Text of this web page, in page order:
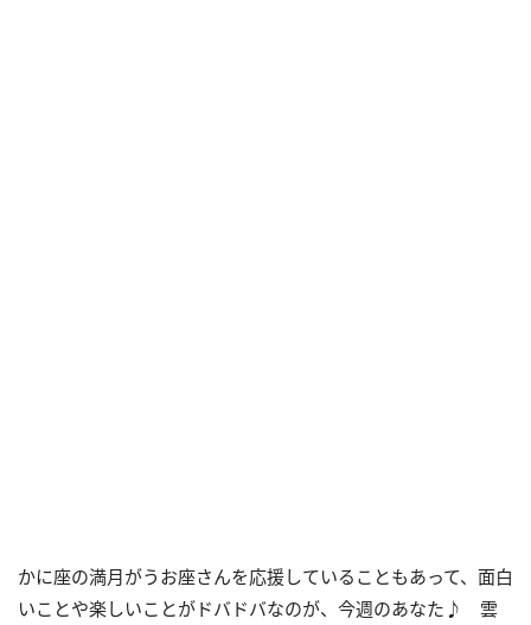
かに座の満月がうお座さんを応援していることもあって、面白
いことや楽しいことがドバドバなのが、今週のあなた♪ 雲